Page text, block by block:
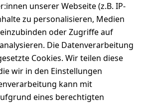
unserer Webseite (z.B. IP-
zu personalisieren, Medien
oder Zugriffe auf
Die Datenverarbeitung
Cookies. Wir teilen diese
wir in den Einstellungen
kann mit
eines berechtigten